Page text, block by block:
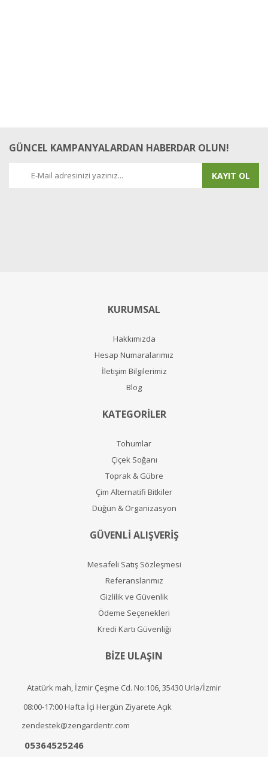
GÜNCEL KAMPANYALARDAN HABERDAR OLUN!
KAYIT OL
KURUMSAL
Hakkımızda
Hesap Numaralarımız
İletişim Bilgilerimiz
Blog
KATEGORİLER
Tohumlar
Çiçek Soğanı
Toprak & Gübre
Çim Alternatifi Bitkiler
Düğün & Organizasyon
GÜVENLİ ALIŞVERİŞ
Mesafeli Satış Sözleşmesi
Referanslarımız
Gizlilik ve Güvenlik
Ödeme Seçenekleri
Kredi Kartı Güvenliği
BİZE ULAŞIN
Atatürk mah, İzmir Çeşme Cd. No:106, 35430 Urla/İzmir
08:00-17:00 Hafta İçi Hergün Ziyarete Açık
zendestek@zengardentr.com
05364525246